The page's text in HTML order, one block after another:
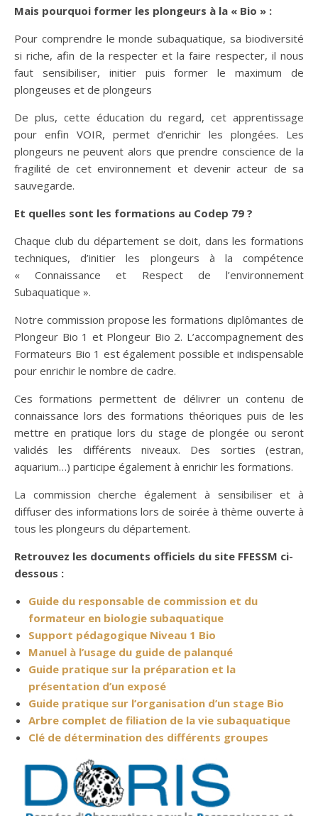
Mais pourquoi former les plongeurs à la « Bio » :
Pour comprendre le monde subaquatique, sa biodiversité
si riche, afin de la respecter et la faire respecter, il nous
faut sensibiliser, initier puis former le maximum de
plongeuses et de plongeurs
De plus, cette éducation du regard, cet apprentissage
pour enfin VOIR, permet d’enrichir les plongées. Les
plongeurs ne peuvent alors que prendre conscience de la
fragilité de cet environnement et devenir acteur de sa
sauvegarde.
Et quelles sont les formations au Codep 79 ?
Chaque club du département se doit, dans les formations
techniques, d’initier les plongeurs à la compétence
« Connaissance et Respect de l’environnement
Subaquatique ».
Notre commission propose les formations diplômantes de
Plongeur Bio 1 et Plongeur Bio 2. L’accompagnement des
Formateurs Bio 1 est également possible et indispensable
pour enrichir le nombre de cadre.
Ces formations permettent de délivrer un contenu de
connaissance lors des formations théoriques puis de les
mettre en pratique lors du stage de plongée ou seront
validés les différents niveaux. Des sorties (estran,
aquarium…) participe également à enrichir les formations.
La commission cherche également à sensibiliser et à
diffuser des informations lors de soirée à thème ouverte à
tous les plongeurs du département.
Retrouvez les documents officiels du site FFESSM ci-
dessous :
Guide du responsable de commission et du
formateur en biologie subaquatique
Support pédagogique Niveau 1 Bio
Manuel à l’usage du guide de palanqué
Guide pratique sur la préparation et la
présentation d’un exposé
Guide pratique sur l’organisation d’un stage Bio
Arbre complet de filiation de la vie subaquatique
Clé de détermination des différents groupes